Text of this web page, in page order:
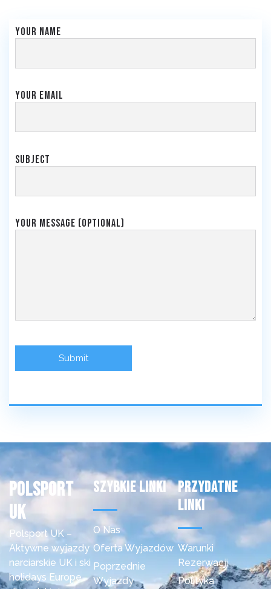
Your name
Your email
Subject
Your message (optional)
Polsport
uk
Polsport UK –
Aktywne wyjazdy
narciarskie UK i ski
holidays Europe
Szybkie Linki
O Nas
Oferta Wyjazdów
Poprzednie
Wyjazdy
Przydatne
Linki
Warunki
Rezerwacji
Polityka